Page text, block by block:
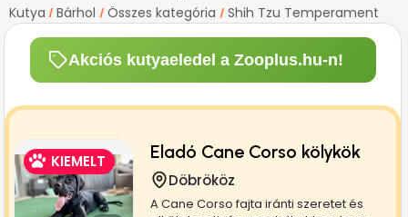
Kutya / Bárhol / Összes kategória / Shih Tzu Temperament
Akciós kutyaeledel a Zooplus.hu-n!
KIEMELT Eladó Cane Corso kölykök
Döbrököz
A Cane Corso fajta iránti szeretet és